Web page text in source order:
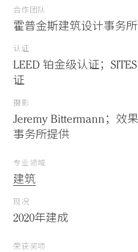
合作团队
霍普金斯建筑设计事务
认证
LEED 铂金级认证；
证
摄影
Jeremy Bittermann；效
事务所提供
专业领域
建筑
现况
2020年建成
荣获奖项